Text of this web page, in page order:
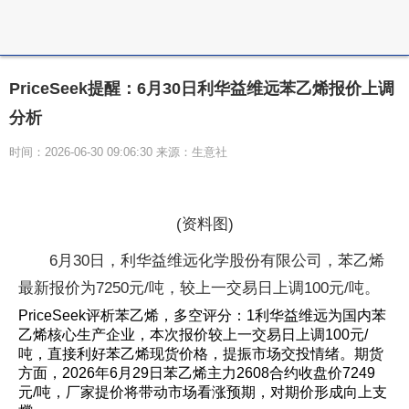
PriceSeek提醒：6月30日利华益维远苯乙烯报价上调
分析
时间：2026-06-30 09:06:30 来源：生意社
(资料图)
6月30日，利华益维远化学股份有限公司，苯乙烯
最新报价为7250元/吨，较上一交易日上调100元/吨。
PriceSeek评析苯乙烯，多空评分：1利华益维远为国内苯
乙烯核心生产企业，本次报价较上一交易日上调100元/
吨，直接利好苯乙烯现货价格，提振市场交投情绪。期货
方面，2026年6月29日苯乙烯主力2608合约收盘价7249
元/吨，厂家提价将带动市场看涨预期，对期价形成向上支